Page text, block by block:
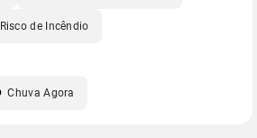
Risco de Incêndio
Chuva Agora